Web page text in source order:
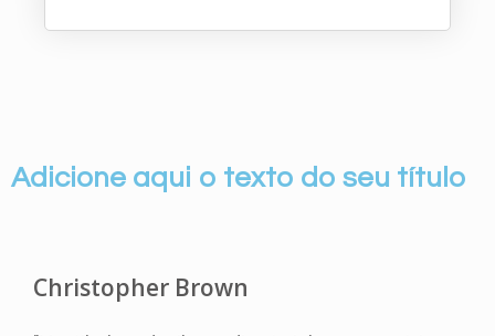
Adicione aqui o texto do seu título
Christopher Brown